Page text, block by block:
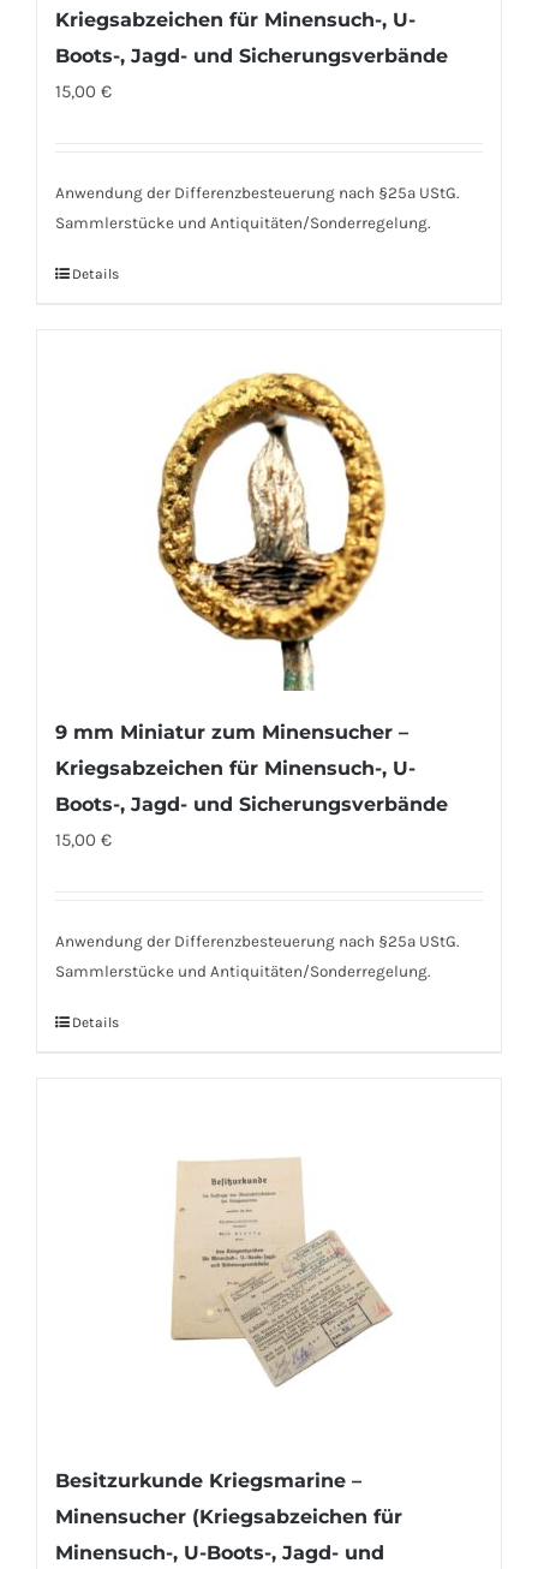
Kriegsabzeichen für Minensuch-, U-
Boots-, Jagd- und Sicherungsverbände
15,00 €
Anwendung der Differenzbesteuerung nach §25a UStG.
Sammlerstücke und Antiquitäten/Sonderregelung.
Details
9 mm Miniatur zum Minensucher –
Kriegsabzeichen für Minensuch-, U-
Boots-, Jagd- und Sicherungsverbände
15,00 €
Anwendung der Differenzbesteuerung nach §25a UStG.
Sammlerstücke und Antiquitäten/Sonderregelung.
Details
Besitzurkunde Kriegsmarine –
Minensucher (Kriegsabzeichen für
Minensuch-, U-Boots-, Jagd- und